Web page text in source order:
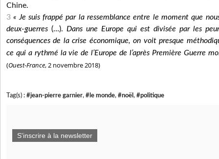
Chine.
3 « Je suis frappé par la ressemblance entre le moment que
deux-guerres (…). Dans une Europe qui est divisée par les
conséquences de la crise économique, on voit presque
ce qui a rythmé la vie de l’Europe de l’après Première Guerre
(Ouest-France, 2 novembre 2018)
Tag(s) : #jean-pierre garnier, #le monde, #noël , #politique
S'inscrire à la newsletter